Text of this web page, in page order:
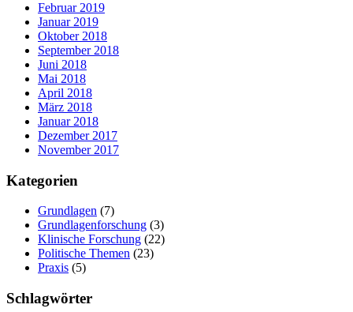
Februar 2019
Januar 2019
Oktober 2018
September 2018
Juni 2018
Mai 2018
April 2018
März 2018
Januar 2018
Dezember 2017
November 2017
Kategorien
Grundlagen (7)
Grundlagenforschung (3)
Klinische Forschung (22)
Politische Themen (23)
Praxis (5)
Schlagwörter